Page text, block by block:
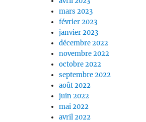
mars 2023
février 2023
janvier 2023
décembre 2022
novembre 2022
octobre 2022
septembre 2022
août 2022
juin 2022
mai 2022
avril 2022